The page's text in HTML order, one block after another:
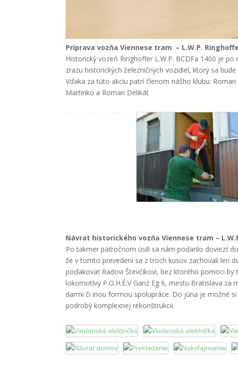
Príprava vozňaViennese tram – L.W.P.
Historický vozeň Ringhoffer L.W.P. BCDFa 1400 je
zrazu historických železničných vozidiel, ktorý sa
Vďaka za túto akciu patrí členom nášho klubu:
Martinko a Roman Delikát
Návrat historického vozňaViennese tram –
Po takmer päťročnom úsilí sa nám podarilo doviezť
že v tomto prevedení sa z troch kusov zachovali len
poďakovať Radovi Števčíkovi, bez ktorého pomoci
lokomotívy P.O.H.É.V Ganz Eg 6, mestu Bratislava
darmi či inou formou spolupráce. Do júna je možné
podrobý komplexnej rekonštrukcii.